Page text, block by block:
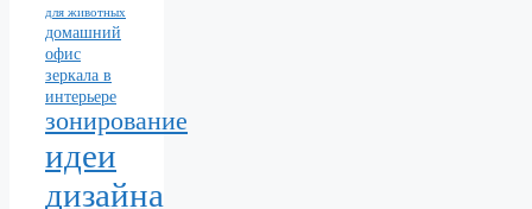
для животных
домашний
офис
зеркала в
интерьере
зонирование
идеи
дизайна